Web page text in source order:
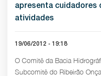
apresenta cuidadores
atividades
19/06/2012 - 19:18
O Comitê da Bacia
Subcomitê do Ribeirão